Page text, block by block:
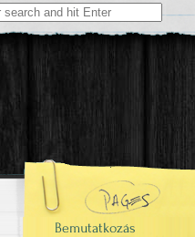
Bemutatkozás